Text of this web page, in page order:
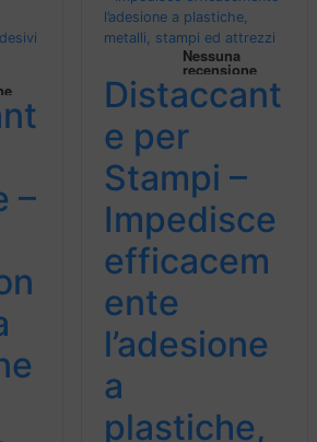
–
Distaccant
e per
Stampi –
Impedisce
efficacem
ente
l’adesione
a
plastiche,